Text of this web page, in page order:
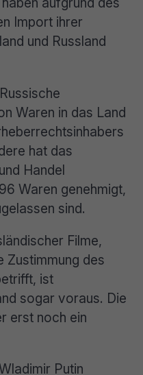
Import ihrer
und Russland
Waren in das Land
hat das
Handel
Waren genehmigt,
sind.
Filme,
Zustimmung des
ist
sogar voraus. Die
erst noch ein
Putin